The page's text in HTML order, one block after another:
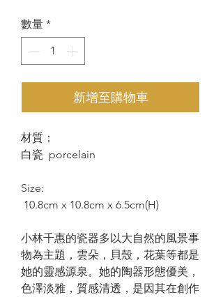
數量 *
新增至購物車
材質：
白瓷 porcelain
Size:
10.8cm x 10.8cm x 6.5cm(H)
小林千惠的瓷器多以大自然的風景事
物為主題，雲朵，貝殼，花葉等都是
她的靈感源泉。她的陶器形態優美，
色澤淡雅，質感清透，是因其在創作